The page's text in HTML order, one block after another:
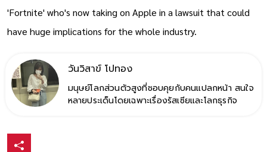
The life and rise of Tim Sweeney, the billionaire CEO behind
'Fortnite' who's now taking on Apple in a lawsuit that could
วันวิสาข์ โปทอง
มนุษย์โลกส่วนตัวสูงที่ชอบคุยกับคนแปลกหน้า สนใจ